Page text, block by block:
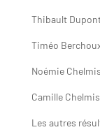
Thibault
Timéo
Noémie
Camille
Les autres